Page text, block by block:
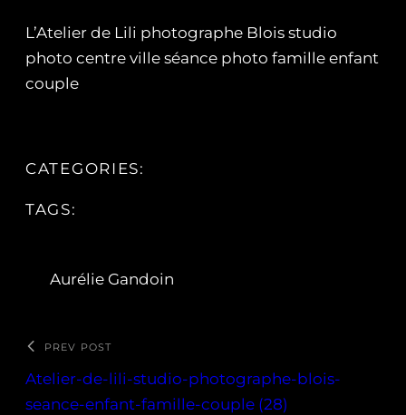
L’Atelier de Lili photographe Blois studio
photo centre ville séance photo famille enfant
couple
CATEGORIES:
TAGS:
Aurélie Gandoin
PREV POST
Atelier-de-lili-studio-photographe-blois-
seance-enfant-famille-couple (28)